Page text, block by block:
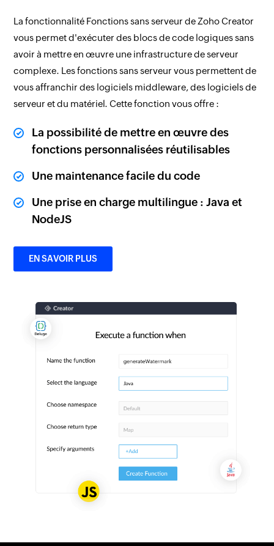
La fonctionnalité Fonctions sans serveur de Zoho Creator
vous permet d'exécuter des blocs de code logiques sans
avoir à mettre en œuvre une infrastructure de serveur
complexe. Les fonctions sans serveur vous permettent de
vous affranchir des logiciels middleware, des logiciels de
serveur et du matériel. Cette fonction vous offre :
La possibilité de mettre en œuvre des
fonctions personnalisées réutilisables
Une maintenance facile du code
Une prise en charge multilingue : Java et
NodeJS
EN SAVOIR PLUS